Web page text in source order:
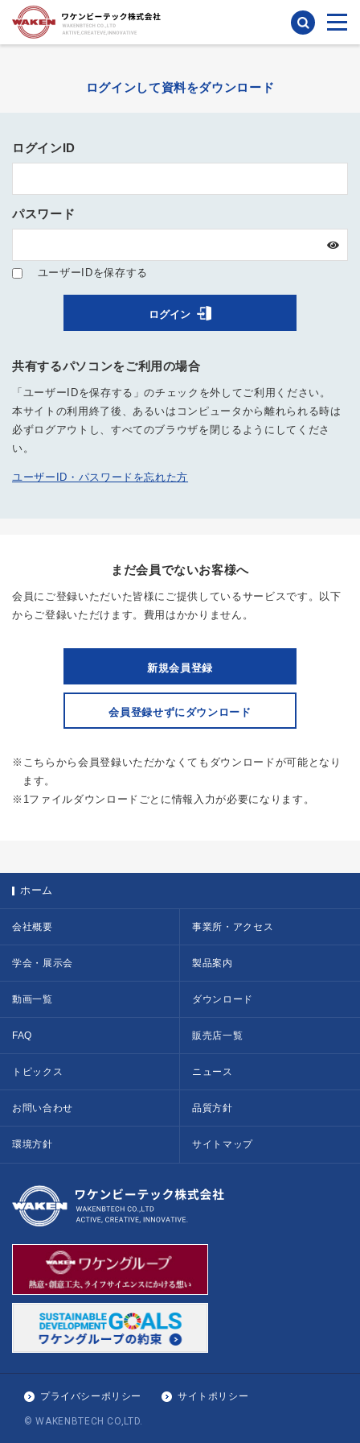
検索
ログインして資料をダウンロード
ログインID
パスワード
ユーザーIDを保存する
ログイン
共有するパソコンをご利用の場合
「ユーザーIDを保存する」のチェックを外してご利用ください。
本サイトの利用終了後、あるいはコンピュータから離れられる時は
必ずログアウトし、すべてのブラウザを閉じるようにしてくださ
い。
ユーザーID・パスワードを忘れた方
まだ会員でないお客様へ
会員にご登録いただいた皆様にご提供しているサービスです。以下
からご登録いただけます。費用はかかりません。
新規会員登録
会員登録せずにダウンロード
※こちらから会員登録いただかなくてもダウンロードが可能となり
ます。
※1ファイルダウンロードごとに情報入力が必要になります。
ホーム
会社概要 事業所・アクセス
学会・展示会 製品案内
動画一覧 ダウンロード
FAQ 販売店一覧
トピックス ニュース
お問い合わせ 品質方針
環境方針 サイトマップ
プライバシーポリシー サイトポリシー
© WAKENBTECH CO,LTD.